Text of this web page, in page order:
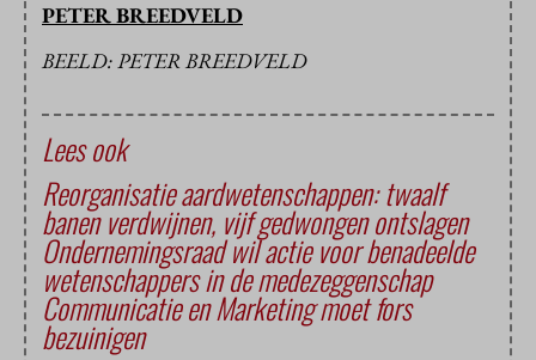
PETER BREEDVELD
BEELD: PETER BREEDVELD
Lees ook
Reorganisatie aardwetenschappen: twaalf
banen verdwijnen, vijf gedwongen ontslagen
Ondernemingsraad wil actie voor benadeelde
wetenschappers in de medezeggenschap
Communicatie en Marketing moet fors
bezuinigen